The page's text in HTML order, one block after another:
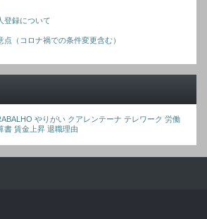
登録について
（コロナ禍での条件変更含む）
やりがい クアレンテーナ テレワーク 労働
書 賃金上昇 退職理由